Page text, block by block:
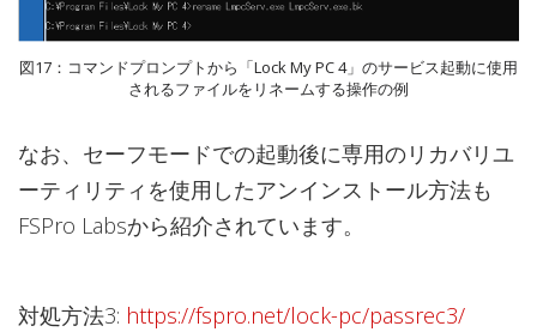
図17：コマンドプロンプトから「Lock My PC 4」のサービス起動に使用
されるファイルをリネームする操作の例
なお、セーフモードでの起動後に専用のリカバリユ
ーティリティを使用したアンインストール方法も
FSPro Labsから紹介されています。
対処方法3: https://fspro.net/lock-pc/passrec3/